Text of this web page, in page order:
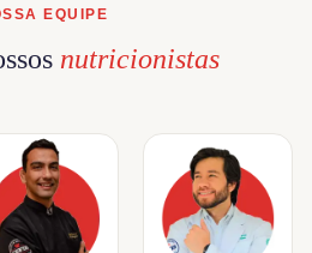
EQUIPE
nutricionistas